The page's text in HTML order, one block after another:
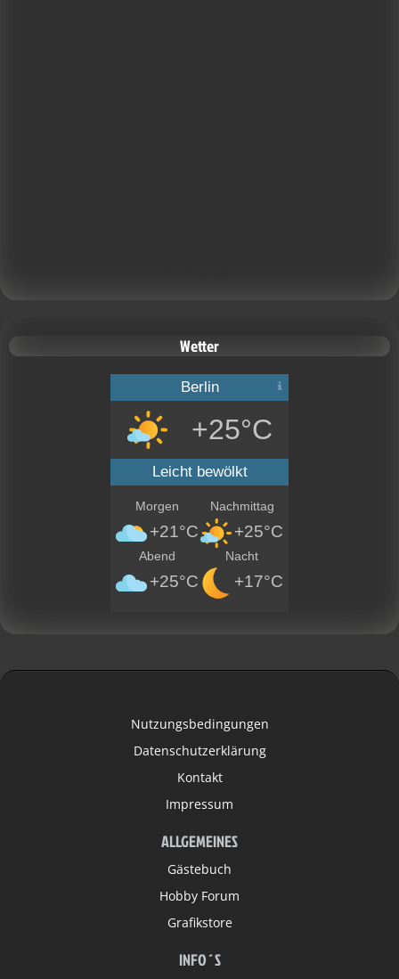
Wetter
Berlin
+25°C
Leicht bewölkt
Morgen
+21°C
Nachmittag
+25°C
Abend
+25°C
Nacht
+17°C
Nutzungsbedingungen
Datenschutzerklärung
Kontakt
Impressum
ALLGEMEINES
Gästebuch
Hobby Forum
Grafikstore
INFO´S